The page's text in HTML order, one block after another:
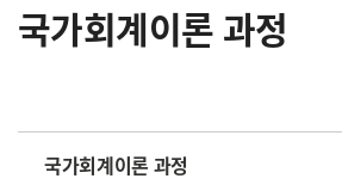
국가회계이론 과정
국가회계이론 과정